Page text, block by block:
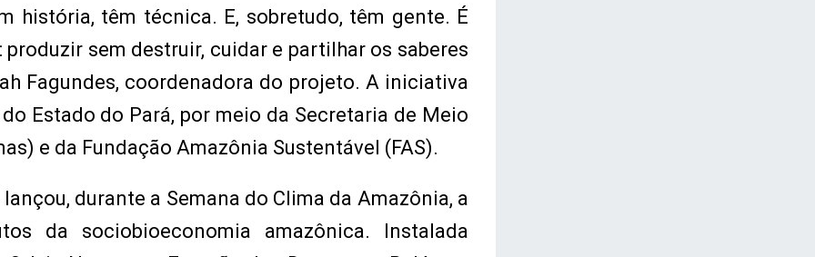
história, têm técnica. E, sobretudo, têm gente. É
sem destruir, cuidar e partilhar os saberes
Fagundes, coordenadora do projeto. A iniciativa
Estado do Pará, por meio da Secretaria de Meio
e da Fundação Amazônia Sustentável (FAS).
durante a Semana do Clima da Amazônia, a
da sociobioeconomia amazônica. Instalada